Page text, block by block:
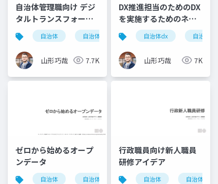
自治体管理職向け デジ
タルトランスフォーメ
ーション(DX) ステップ
0研修
自治体 自治体dx dx
山形巧哉 7.7K
DX推進担当のためのDX
を実施するためのネッ
トワーク整備研修(ダイ
ジェスト)
自治体dx 自治体
山形巧哉 7K
ゼロから始めるオープ
ンデータ
自治体 自治体dx オープンデータ 自治体
行政職員向け新人職員
研修アイデア
自治体 自治体dx